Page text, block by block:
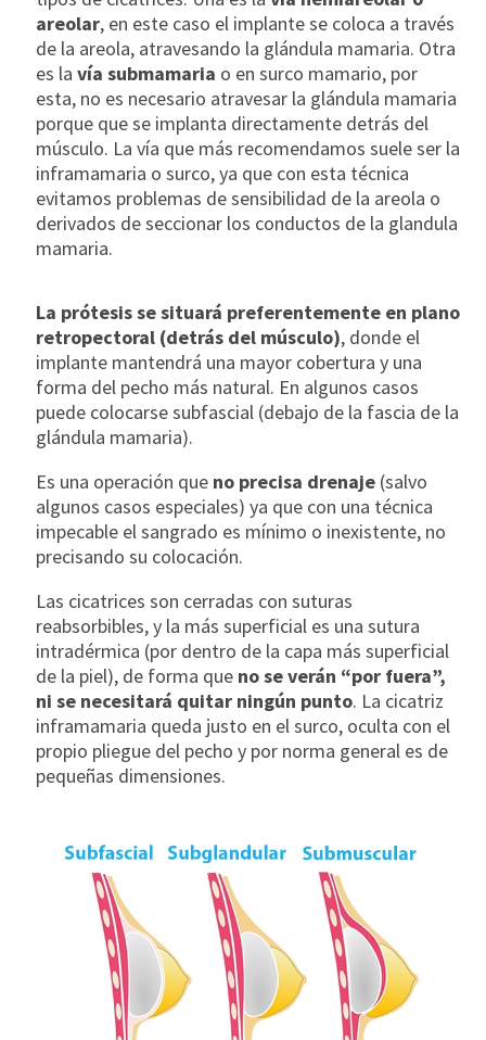
areolar, en este caso el implante se coloca a través
de la areola, atravesando la glándula mamaria. Otra
es la vía submamaria o en surco mamario, por
esta, no es necesario atravesar la glándula mamaria
porque que se implanta directamente detrás del
músculo. La vía que más recomendamos suele ser la
inframamaria o surco, ya que con esta técnica
evitamos problemas de sensibilidad de la areola o
derivados de seccionar los conductos de la glandula
mamaria.
La prótesis se situará preferentemente en plano
retropectoral (detrás del músculo), donde el
implante mantendrá una mayor cobertura y una
forma del pecho más natural. En algunos casos
puede colocarse subfascial (debajo de la fascia de la
glándula mamaria).
Es una operación que no precisa drenaje (salvo
algunos casos especiales) ya que con una técnica
impecable el sangrado es mínimo o inexistente, no
precisando su colocación.
Las cicatrices son cerradas con suturas
reabsorbibles, y la más superficial es una sutura
intradérmica (por dentro de la capa más superficial
de la piel), de forma que no se verán “por fuera”,
ni se necesitará quitar ningún punto. La cicatriz
inframamaria queda justo en el surco, oculta con el
propio pliegue del pecho y por norma general es de
pequeñas dimensiones.